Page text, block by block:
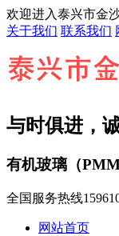
欢迎进入泰兴市金
关于我们 联系我们
与时俱进，
有机玻璃（
全国服务热线
网站首页